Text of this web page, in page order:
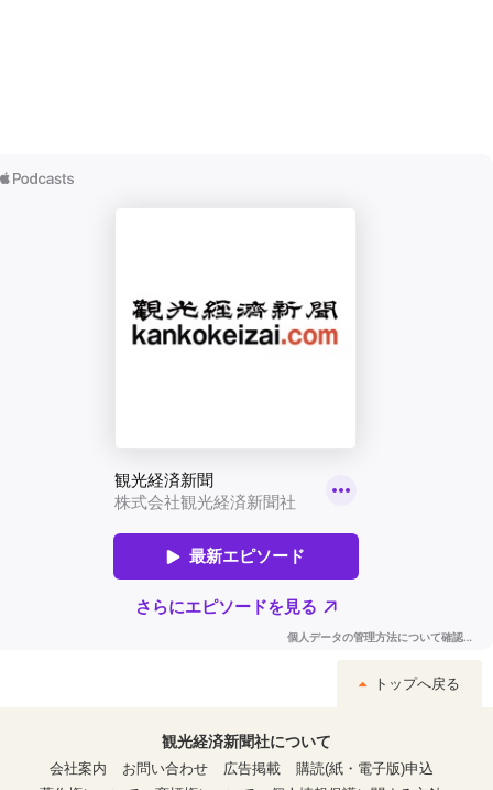
トップへ戻る
観光経済新聞社について
会社案内
お問い合わせ 広告掲載
購読(紙・電子版)申込